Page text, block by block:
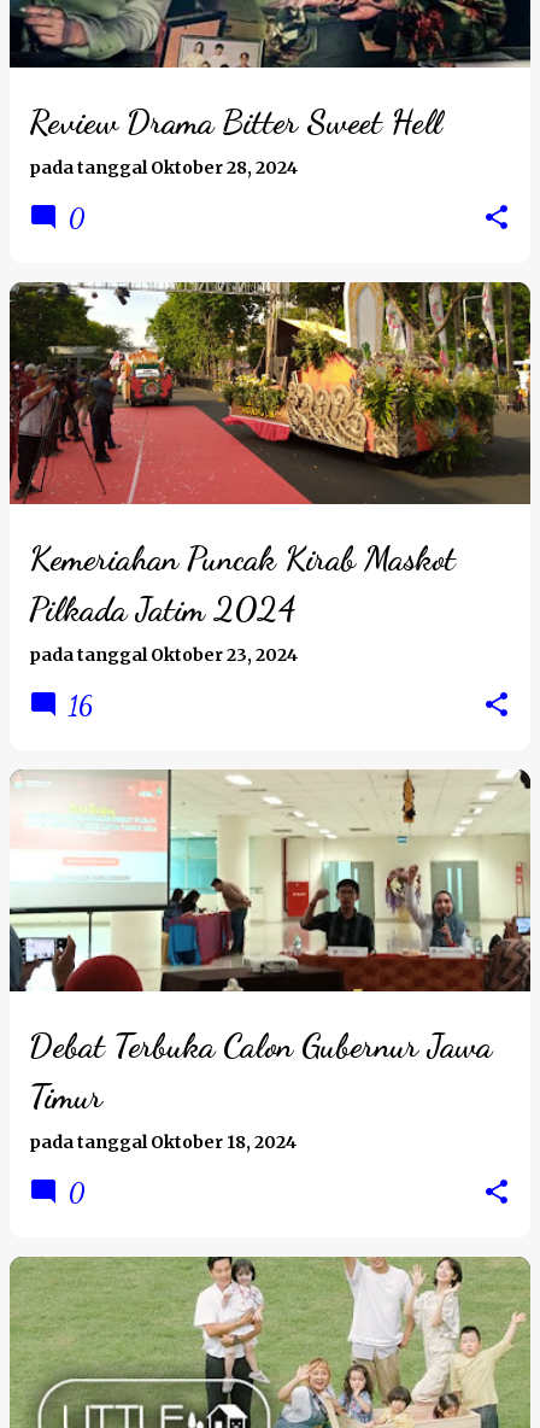
Review Drama Bitter Sweet Hell
pada tanggalOktober 28, 2024
0
Kemeriahan Puncak Kirab Maskot
Pilkada Jatim 2024
pada tanggalOktober 23, 2024
16
Debat Terbuka Calon Gubernur Jawa
Timur
pada tanggalOktober 18, 2024
0